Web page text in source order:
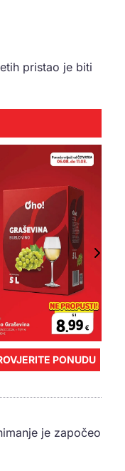
pristao je biti
PONUDU
je započeo